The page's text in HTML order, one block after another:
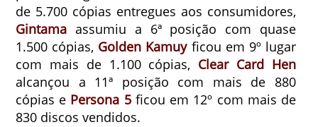
de 5.700 cópias entregues aos consumidores,
Gintama assumiu a 6ª posição com quase
1.500 cópias, Golden Kamuyficou em 9º lugar
com mais de 1.100 cópias, Clear Card Hen
alcançou a 11ª posição com mais de 880
cópias e Persona 5ficou em 12º com mais de
830 discos vendidos.